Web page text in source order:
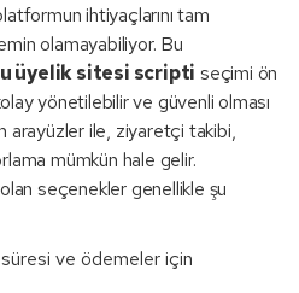
ihtiyaçlarını tam
olamayabiliyor. Bu
üyelik sitesi scripti seçimi ön
yönetilebilir ve güvenli olması
arayüzler ile, ziyaretçi takibi,
mümkün hale gelir.
olan seçenekler genellikle şu
ve ödemeler için